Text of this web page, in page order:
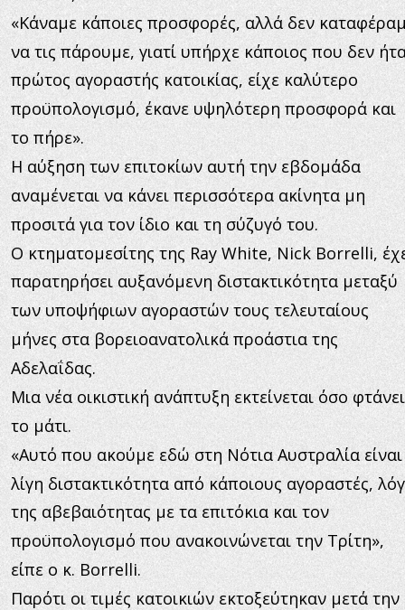
«Κάναμε κάποιες προσφορές, αλλά δεν
να τις πάρουμε, γιατί υπήρχε κάποιος που δεν
πρώτος αγοραστής κατοικίας, είχε καλύτερο
προϋπολογισμό, έκανε υψηλότερη προσφορά και
το πήρε».
Η αύξηση των επιτοκίων αυτή την εβδομάδα
αναμένεται να κάνει περισσότερα ακίνητα μη
προσιτά για τον ίδιο και τη σύζυγό του.
Ο κτηματομεσίτης της Ray White, Nick Borrelli,
παρατηρήσει αυξανόμενη διστακτικότητα μεταξύ
των υποψήφιων αγοραστών τους τελευταίους
μήνες στα βορειοανατολικά προάστια της
Αδελαΐδας.
Μια νέα οικιστική ανάπτυξη εκτείνεται όσο
το μάτι.
«Αυτό που ακούμε εδώ στη Νότια Αυστραλία
λίγη διστακτικότητα από κάποιους αγοραστές,
της αβεβαιότητας με τα επιτόκια και τον
προϋπολογισμό που ανακοινώνεται την Τρίτη»,
είπε ο κ. Borrelli.
Παρότι οι τιμές κατοικιών εκτοξεύτηκαν μετά την